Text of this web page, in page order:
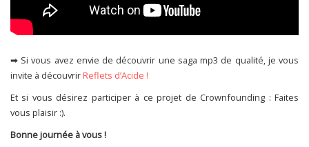
➡ Si vous avez envie de découvrir une saga mp3 de qualité, je vous
invite à découvrir Reflets d’Acide !
Et si vous désirez participer à ce projet de Crownfounding : Faites
vous plaisir :).
Bonne journée à vous !